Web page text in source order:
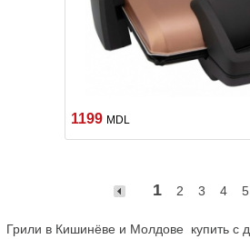
1199 MDL
1 2 3 4 5
Грили в Кишинёве и Молдове  купить с